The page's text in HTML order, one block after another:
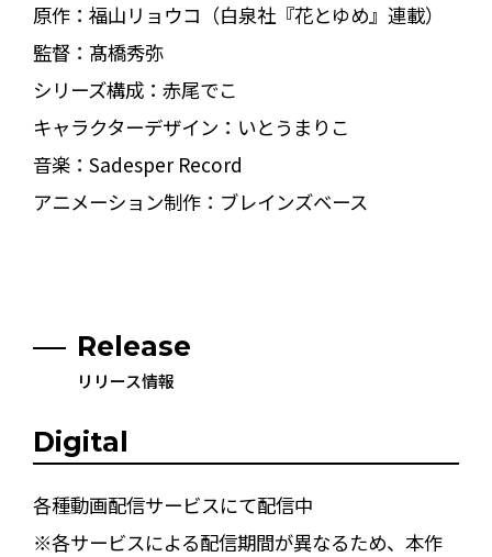
原作：福山リョウコ（白泉社『花とゆめ』連載）
監督：髙橋秀弥
シリーズ構成：赤尾でこ
キャラクターデザイン：いとうまりこ
音楽：Sadesper Record
アニメーション制作：ブレインズベース
Release
リリース情報
Digital
各種動画配信サービスにて配信中
※各サービスによる配信期間が異なるため、本作